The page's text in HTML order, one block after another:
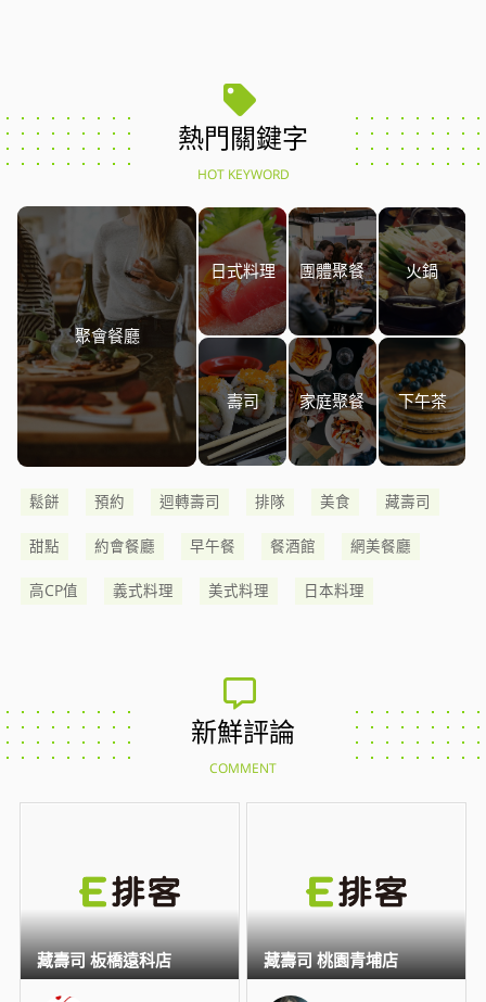
熱門關鍵字
HOT KEYWORD
聚會餐廳
日式料理 團體聚餐 火鍋
壽司 家庭聚餐 下午茶
鬆餅 預約 迴轉壽司 排隊 美食 藏壽司
甜點 約會餐廳 早午餐 餐酒館 網美餐廳
高CP值 義式料理 美式料理 日本料理
新鮮評論
COMMENT
藏壽司 板橋遠科店 藏壽司 桃園青埔店